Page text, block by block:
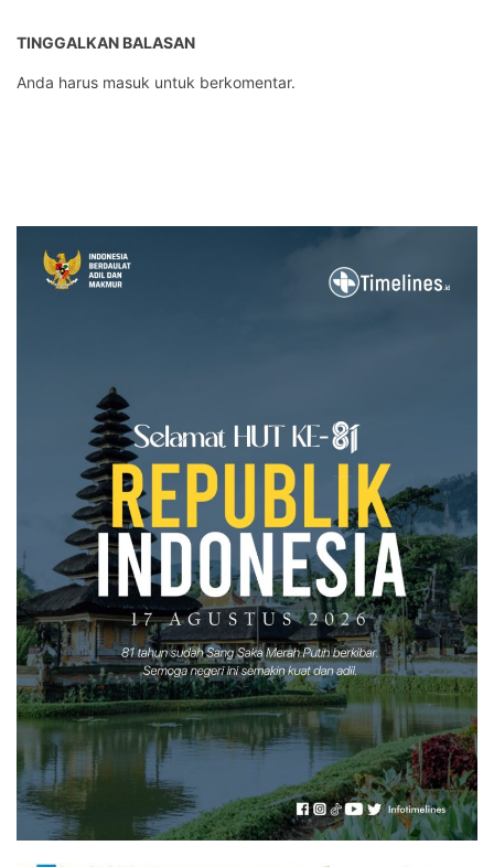
TINGGALKAN BALASAN
Anda harus masuk untuk berkomentar.